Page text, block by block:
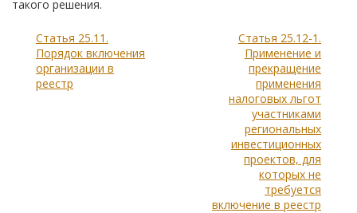
такого решения.
Статья 25.11.
Порядок включения
организации в
реестр
Статья 25.12-1.
Применение и
прекращение
применения
налоговых льгот
участниками
региональных
инвестиционных
проектов, для
которых не
требуется
включение в реестр